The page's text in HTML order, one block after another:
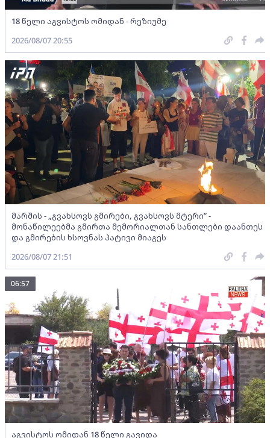
18 წელი აგვისტოს ომიდან - რეზიუმე
2026/08/07 20:55
მარშის - „გვახსოვს გმირები, გვახსოვს მტერი” -
მონაწილეებმა გმირთა მემორიალთან სანთლები დაანთეს
და გმირების ხსოვნას პატივი მიაგეს
2026/08/07 21:51
აგვისტოს ომიდან 18 წელი გავიდა
06:57